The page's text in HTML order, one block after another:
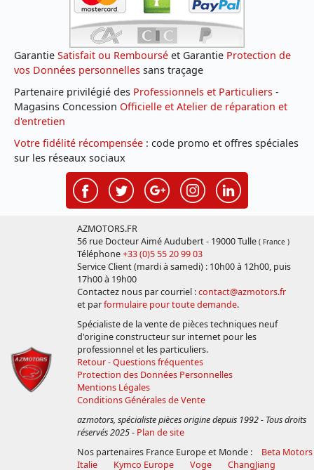
Garantie Satisfait ou Remboursé et Garantie Protection de
vos Données personnelles sans traçage
Partenaire privilégié des Professionnels et Particuliers -
Magasins Concession Officielle et Atelier de réparation et
d'entretien
Votre fidélité récompensée : code promo et offres spéciales
sur les réseaux sociaux
AZMOTORS.FR
56 rue Docteur Aimé Audubert - 19000 Tulle ( France )
Téléphone+33 (0)5 55 20 99 03
Service Client (mardi à samedi) : 10h00 à 12h00, puis
17h00 à 19h00
Contactez nous par courriel :contact@azmotors.fr
et parformulaire pour toute demande.
Spécialiste de la vente de pièces techniques neuf
d'origine constructeur sur internet pour les
professionnel et les particuliers.
Retour - Questions fréquentes
Protection des Données Personnelles
Mentions Légales
Conditions Générales de Vente
azmotors, spécialiste pièces origine depuis 1992 - Tous droits
réservés 2025- Plan de site
Nos partenaires France Europe et Monde :
Beta Motors
Italie
Kymco Europe Voge ChangJiang